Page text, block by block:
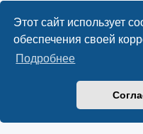
Этот сайт использует
обеспечения своей
Подробнее